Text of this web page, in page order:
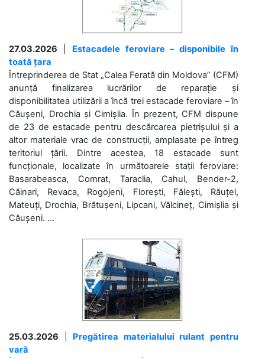
27.03.2026
Estacadele feroviare – disponibile în
toată țara
Întreprinderea de Stat „Calea Ferată din Moldova” (CFM)
anunță finalizarea lucrărilor de reparație și
disponibilitatea utilizării a încă trei estacade feroviare – în
Căușeni, Drochia și Cimișlia. În prezent, CFM dispune
de 23 de estacade pentru descărcarea pietrișului și a
altor materiale vrac de construcții, amplasate pe întreg
teritoriul țării. Dintre acestea, 18 estacade sunt
funcționale, localizate în următoarele stații feroviare:
Basarabeasca, Comrat, Taraclia, Cahul, Bender-2,
Căinari, Revaca, Rogojeni, Florești, Fălești, Răuțel,
Mateuți, Drochia, Brătușeni, Lipcani, Vălcineț, Cimișlia și
Căușeni. ...
25.03.2026
Pregătirea materialului rulant pentru
vară